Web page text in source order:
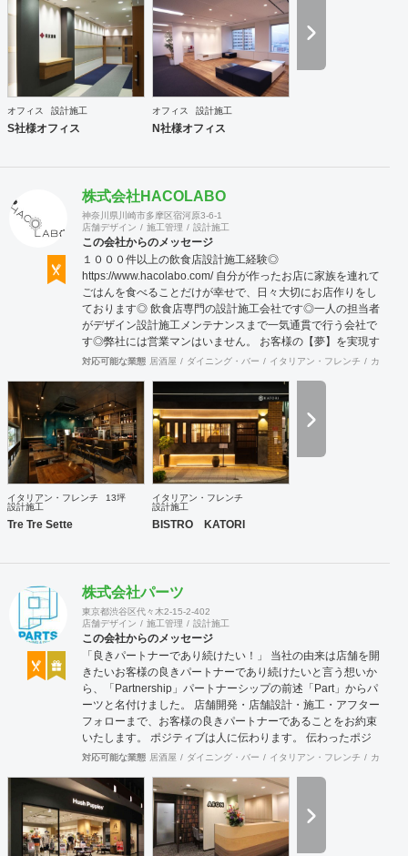
オフィス 設計施工
S社様オフィス
オフィス 設計施工
N社様オフィス
株式会社HACOLABO
神奈川県川崎市多摩区宿河原3-6-1
店舗デザイン
施工管理 設計施工
この会社からのメッセージ
１０００件以上の飲食店設計施工経験◎
https://www.hacolabo.com/ 自分が作ったお店に家族を連れて
ごはんを食べることだけが幸せで、日々大切にお店作りをし
ております◎ 飲食店専門の設計施工会社です◎一人の担当者
がデザイン設計施工メンテナンスまで一気通貫で行う会社で
す◎弊社には営業マンはいません。 お客様の【夢】を実現す
る上で、「+1」の感動を提供致します。 あれも！これも！
客様の創造を膨らませ 理想を超えるお店を設計し、作り上げ
ます。 対応エリア：神奈川県全域 東京都23区 東京都多
摩地域エリア 川崎地域 【 ？ 】 ＝ 【 ！ 】
ご来店頂いた方々の頭の中に「 ？ 」が浮かび 意図に気づ
いた瞬間「 ！ 」に変わってしまう。 HACOLABOは、楽
しみにあふれた 「仕組み」を提供致します。 伝える思い
と 届ける声に ちょっとした遊び心を ＨＡＣＯＬＡＢＯ
対応可能な業態 居酒屋 ダイニング・バー イタリアン・フレンチ カフェ
イタリアン・フレンチ
13坪
設計施工
Tre Tre Sette
イタリアン・フレンチ
設計施工
BISTRO KATORI
株式会社パーツ
東京都渋谷区代々木2-15-2-402
店舗デザイン
施工管理 設計施工
この会社からのメッセージ
「良きパートナーであり続けたい！」 当社の由来は店舗を開
きたいお客様の良きパートナーであり続けたいと言う想いか
ら、「Partnership」パートナーシップの前述「Part」からパ
ーツと名付けました。 店舗開発・店舗設計・施工・アフター
フォローまで、お客様の良きパートナーであることをお約束
いたします。 ポジティブは人に伝わります。 伝わったポジ
ティブが幸せを呼び込み、呼び込んだ幸せが、さらに大きな
社ならではの実績をご確認下さい。 <a
href="https://www.partsinc.co.jp/">https://www.partsinc.co.jp/</a>
対応可能な業態 居酒屋 ダイニング・バー イタリアン・フレンチ カフェ